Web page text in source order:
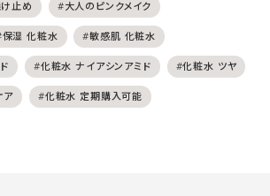
止め #大人のピンクメイク
湿 化粧水 #敏感肌 化粧水
#化粧水 ナイアシンアミド #化粧水 ツヤ
ア #化粧水 定期購入可能